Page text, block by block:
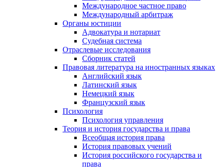
Международное частное право
Международный арбитраж
Органы юстиции
Адвокатура и нотариат
Судебная система
Отраслевые исследования
Сборник статей
Правовая литература на иностранных языках
Английский язык
Латинский язык
Немецкий язык
Французский язык
Психология
Психология управления
Теория и история государства и права
Всеобщая история права
История правовых учений
История российского государства и
права